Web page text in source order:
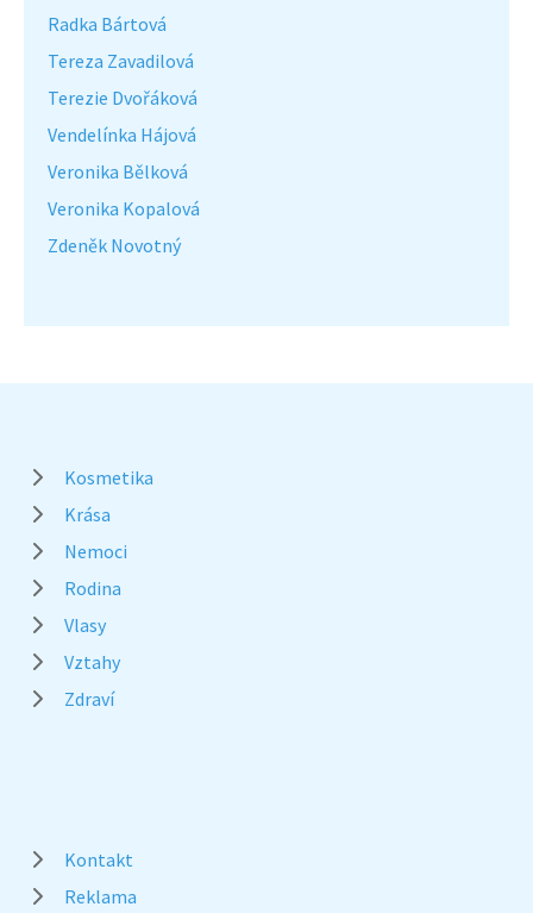
Radka Bártová
Tereza Zavadilová
Terezie Dvořáková
Vendelínka Hájová
Veronika Bělková
Veronika Kopalová
Zdeněk Novotný
Kosmetika
Krása
Nemoci
Rodina
Vlasy
Vztahy
Zdraví
Kontakt
Reklama